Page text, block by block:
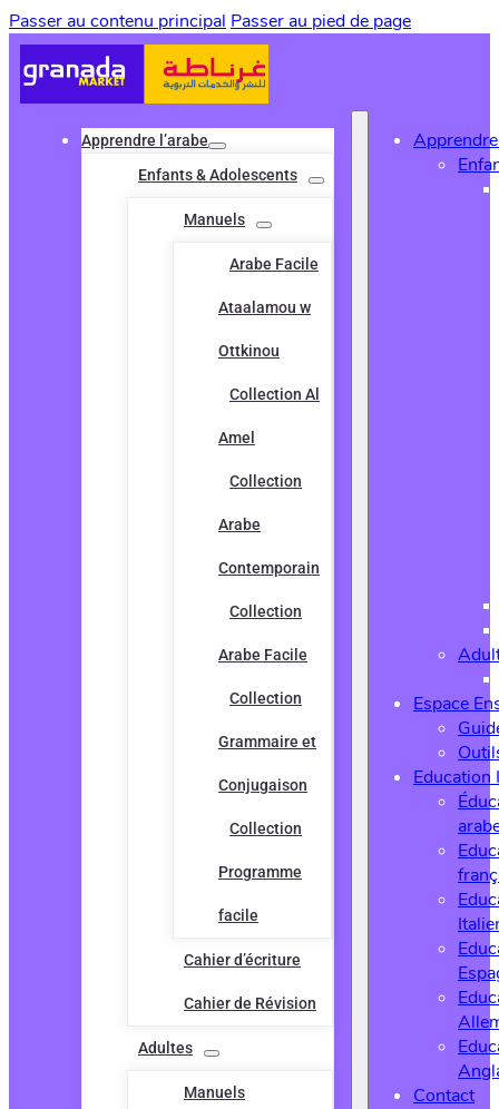
Passer au contenu principal Passer au pied de page
Apprendre l’arabe
Enfants & Adolescents
Manuels
Arabe Facile
Ataalamou w
Ottkinou
Collection Al
Amel
Collection
Arabe
Contemporain
Collection
Arabe Facile
Collection
Grammaire et
Conjugaison
Collection
Programme
facile
Cahier d’écriture
Cahier de Révision
Adultes
Manuels
Apprendre
Espace
Education
Contact